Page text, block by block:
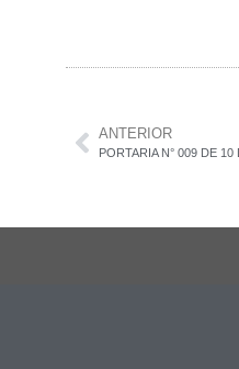
ANTERIOR
PORTARIA N° 009 DE